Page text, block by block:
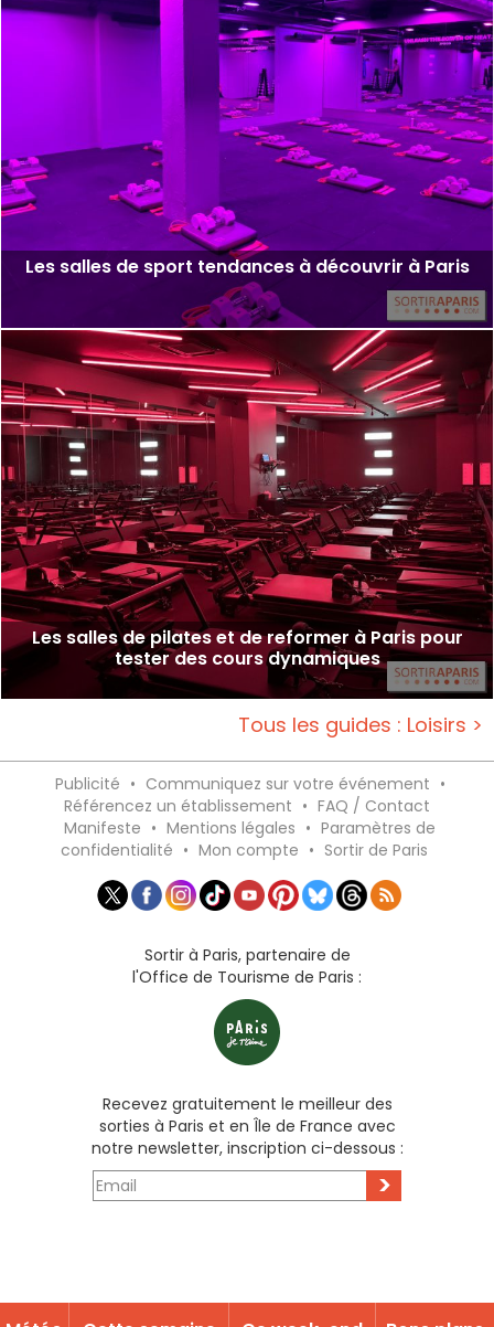
Les salles de sport tendances à découvrir à Paris
Les salles de pilates et de reformer à Paris pour
tester des cours dynamiques
Tous les guides : Loisirs >
Publicité • Communiquez sur votre événement •
Référencez un établissement • FAQ / Contact
Manifeste • Mentions légales • Paramètres de
confidentialité • Mon compte • Sortir de Paris
Sortir à Paris, partenaire de
l'Office de Tourisme de Paris :
Recevez gratuitement le meilleur des
sorties à Paris et en Île de France avec
notre newsletter, inscription ci-dessous :
>